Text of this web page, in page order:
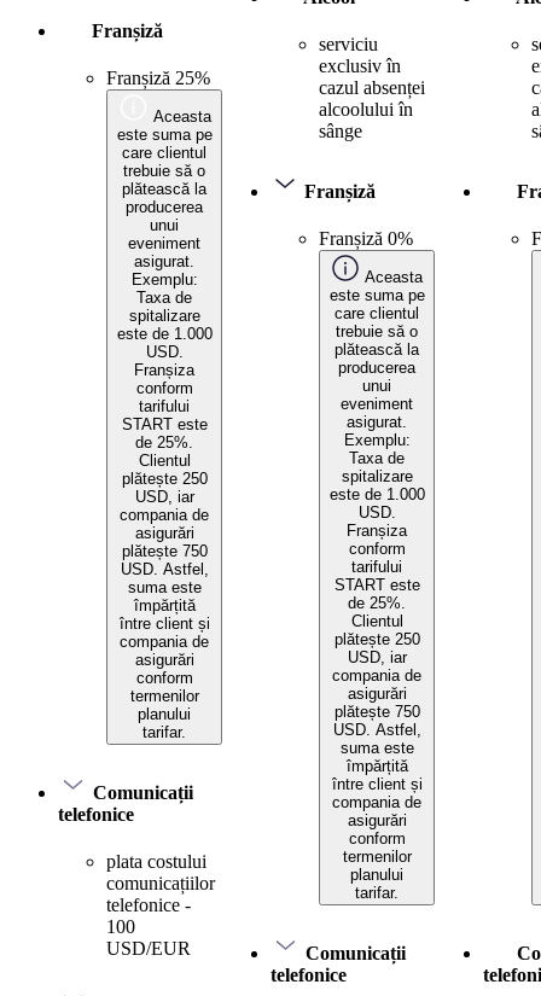
Franșiză
Franșiză 25%
Aceasta
este suma pe
care clientul
trebuie să o
plătească la
producerea
unui
eveniment
asigurat.
Exemplu:
Taxa de
spitalizare
este de 1.000
USD.
Franșiza
conform
tarifului
START este
de 25%.
Clientul
plătește 250
USD, iar
compania de
asigurări
plătește 750
USD. Astfel,
suma este
împărțită
între client și
compania de
asigurări
conform
termenilor
planului
tarifar.
Comunicații
telefonice
plata costului
comunicațiilor
telefonice -
100
USD/EUR
serviciu
exclusiv în
cazul absenței
alcoolului în
sânge
Franșiză
Franșiză 0%
Aceasta
este suma pe
care clientul
trebuie să o
plătească la
producerea
unui
eveniment
asigurat.
Exemplu:
Taxa de
spitalizare
este de 1.000
USD.
Franșiza
conform
tarifului
START este
de 25%.
Clientul
plătește 250
USD, iar
compania de
asigurări
plătește 750
USD. Astfel,
suma este
împărțită
între client și
compania de
asigurări
conform
termenilor
planului
tarifar.
Comunicații
telefonice